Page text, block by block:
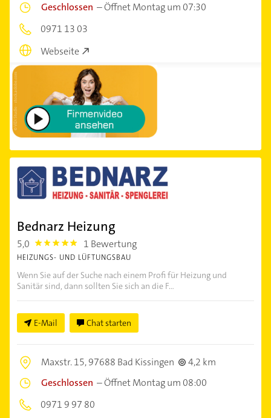
Geschlossen –Öffnet Montag um 07:30
0971 13 03
Webseite
Bednarz Heizung
5,0 5.0 1 Bewertung
HEIZUNGS- UND LÜFTUNGSBAU
Wenn Sie auf der Suche nach einem Profi für Heizung und
Sanitär sind, dann sollten Sie sich an die F...
E-Mail Chat starten
Maxstr. 15,97688 Bad Kissingen
4,2 km
Geschlossen –Öffnet Montag um 08:00
0971 9 97 80